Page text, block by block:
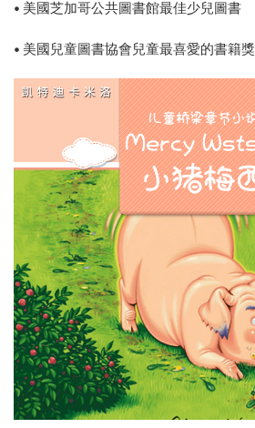
• 美國芝加哥公共圖書館最佳少兒圖書
• 美國兒童圖書協會兒童最喜愛的書籍獎